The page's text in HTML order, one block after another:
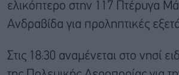
ελικόπτερο στην 117 Πτέρυγα
Ανδραβίδα για προληπτικές
Στις 18:30 αναμένεται στο νησί